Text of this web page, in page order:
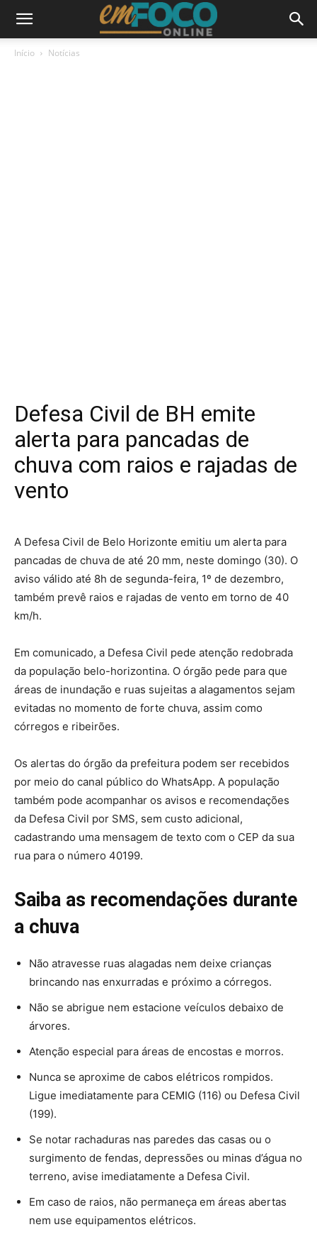
Início Notícias
Defesa Civil de BH emite
alerta para pancadas de
chuva com raios e rajadas de
vento
A Defesa Civil de Belo Horizonte emitiu um alerta para
pancadas de chuva de até 20 mm, neste domingo (30). O
aviso válido até 8h de segunda-feira, 1º de dezembro,
também prevê raios e rajadas de vento em torno de 40
km/h.
Em comunicado, a Defesa Civil pede atenção redobrada
da população belo-horizontina. O órgão pede para que
áreas de inundação e ruas sujeitas a alagamentos sejam
evitadas no momento de forte chuva, assim como
córregos e ribeirões.
Os alertas do órgão da prefeitura podem ser recebidos
por meio do canal público do WhatsApp. A população
também pode acompanhar os avisos e recomendações
da Defesa Civil por SMS, sem custo adicional,
cadastrando uma mensagem de texto com o CEP da sua
rua para o número 40199.
Saiba as recomendações durante
a chuva
Não atravesse ruas alagadas nem deixe crianças
brincando nas enxurradas e próximo a córregos.
Não se abrigue nem estacione veículos debaixo de
árvores.
Atenção especial para áreas de encostas e morros.
Nunca se aproxime de cabos elétricos rompidos.
Ligue imediatamente para CEMIG (116) ou Defesa Civil
(199).
Se notar rachaduras nas paredes das casas ou o
surgimento de fendas, depressões ou minas d’água no
terreno, avise imediatamente a Defesa Civil.
Em caso de raios, não permaneça em áreas abertas
nem use equipamentos elétricos.